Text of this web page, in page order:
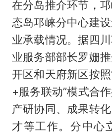
在分岛推介环节，
态岛邛崃分中心建
业承载情况。据四
业服务部部长罗姗
开区和天府新区按
+服务联动”模式合
产研协同、成果转
才等工作。分中心